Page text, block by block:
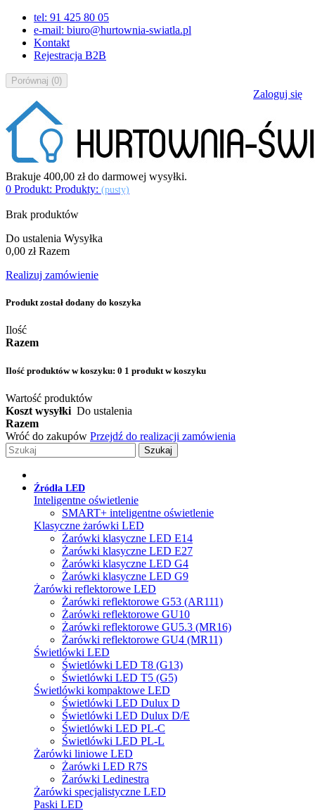
tel: 91 425 80 05
e-mail: biuro@hurtownia-swiatla.pl
Kontakt
Rejestracja B2B
Porównaj (0)
Zaloguj się
Brakuje 400,00 złdo darmowej wysyłki.
0 Produkt: Produkty: (pusty)
Brak produktów
Do ustalenia Wysyłka
0,00 zł Razem
Realizuj zamówienie
Produkt został dodany do koszyka
Ilość
Razem
Ilość produktów w koszyku: 0 1 produkt w koszyku
Wartość produktów
Koszt wysyłki Do ustalenia
Razem
Wróć do zakupów Przejdź do realizacji zamówienia
Szukaj
Źródła LED
Inteligentne oświetlenie
SMART+ inteligentne oświetlenie
Klasyczne żarówki LED
Żarówki klasyczne LED E14
Żarówki klasyczne LED E27
Żarówki klasyczne LED G4
Żarówki klasyczne LED G9
Żarówki reflektorowe LED
Żarówki reflektorowe G53 (AR111)
Żarówki reflektorowe GU10
Żarówki reflektorowe GU5.3 (MR16)
Żarówki reflektorowe GU4 (MR11)
Świetlówki LED
Świetlówki LED T8 (G13)
Świetlówki LED T5 (G5)
Świetlówki kompaktowe LED
Świetlówki LED Dulux D
Świetlówki LED Dulux D/E
Świetlówki LED PL-C
Świetlówki LED PL-L
Żarówki liniowe LED
Żarówki LED R7S
Żarówki Ledinestra
Żarówki specjalistyczne LED
Paski LED